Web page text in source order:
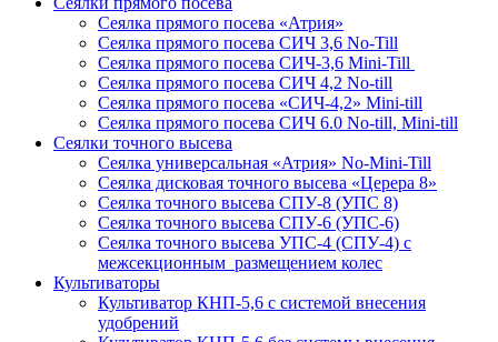
Сеялка прямого посева «Атрия»
Сеялка прямого посева СИЧ 3,6 No-Till
Сеялка прямого посева СИЧ-3,6 Mini-Till
Сеялка прямого посева СИЧ 4,2 No-till
Сеялка прямого посева «СИЧ-4,2» Mini-till
Сеялка прямого посева СИЧ 6.0 No-till, Mini-till
Сеялки точного высева
Сеялка универсальная «Атрия» No-Mini-Till
Сеялка дисковая точного высева «Церера 8»
Сеялка точного высева СПУ-8 (УПС 8)
Сеялка точного высева СПУ-6 (УПС-6)
Сеялка точного высева УПС-4 (СПУ-4) с
межсекционным размещением колес
Культиваторы
Культиватор КНП-5,6 с системой внесения
удобрений